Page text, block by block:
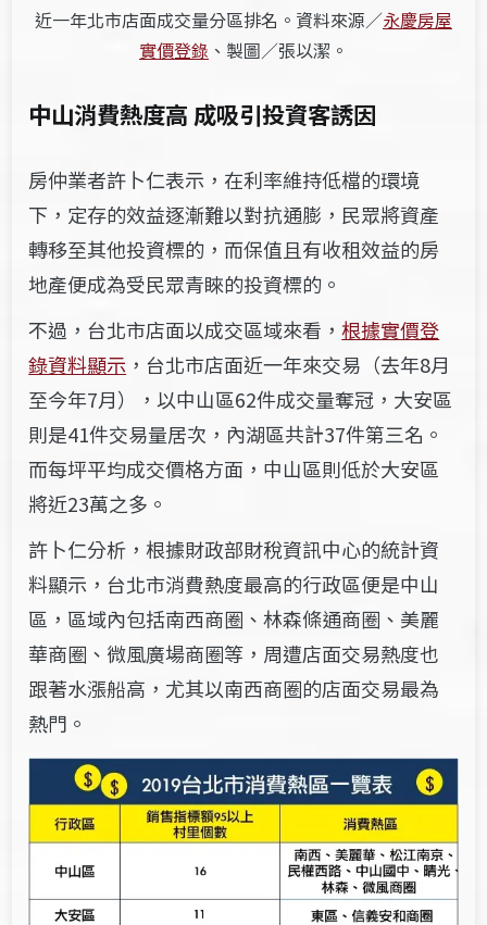
近一年北市店面成交量分區排名。資料來源／永慶房屋
實價登錄 、製圖／張以潔。
中山消費熱度高 成吸引投資客誘因
房仲業者許卜仁表示，在利率維持低檔的環境
下，定存的效益逐漸難以對抗通膨，民眾將資產
轉移至其他投資標的，而保值且有收租效益的房
地產便成為受民眾青睞的投資標的。
不過，台北市店面以成交區域來看，根據實價登
錄資料顯示 ，台北市店面近一年來交易（去年8月
至今年7月），以中山區62件成交量奪冠，大安區
則是41件交易量居次，內湖區共計37件第三名。
而每坪平均成交價格方面，中山區則低於大安區
將近23萬之多。
許卜仁分析，根據財政部財稅資訊中心的統計資
料顯示，台北市消費熱度最高的行政區便是中山
區，區域內包括南西商圈、林森條通商圈、美麗
華商圈、微風廣場商圈等，周遭店面交易熱度也
跟著水漲船高，尤其以南西商圈的店面交易最為
熱門。